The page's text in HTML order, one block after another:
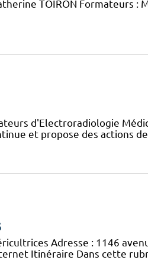
TOIRON Formateurs :
d'Electroradiologie
et propose des actions
Adresse : 1146
Itinéraire Dans cette